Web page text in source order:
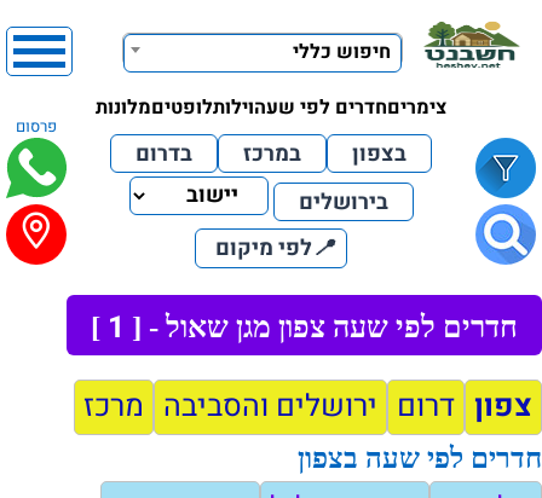
חיפוש כללי
צימריםחדרים לפי שעהוילותלופטיםמלונות
פרסום
בצפון במרכז
בדרום
בירושלים
📍לפי מיקום
חדרים לפי שעה צפון מגן שאול - [ 1
]
צפון דרום ירושלים והסביבה מרכז
חדרים לפי שעה בצפון